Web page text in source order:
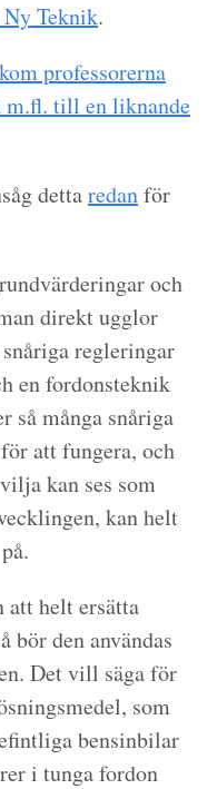
Teknik.
professorerna
m.fl. till en liknande
dettaredanför
och
direkt ugglor
regleringar
en fordonsteknik
så många snåriga
att fungera, och
kan ses som
kan helt
att helt ersätta
bör den användas
Det vill säga för
som
bensinbilar
i tunga fordon